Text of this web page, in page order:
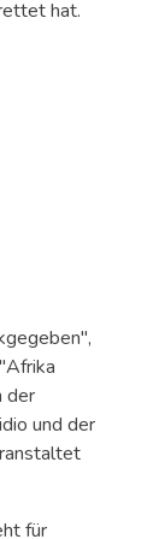
hat.
der
und der
für